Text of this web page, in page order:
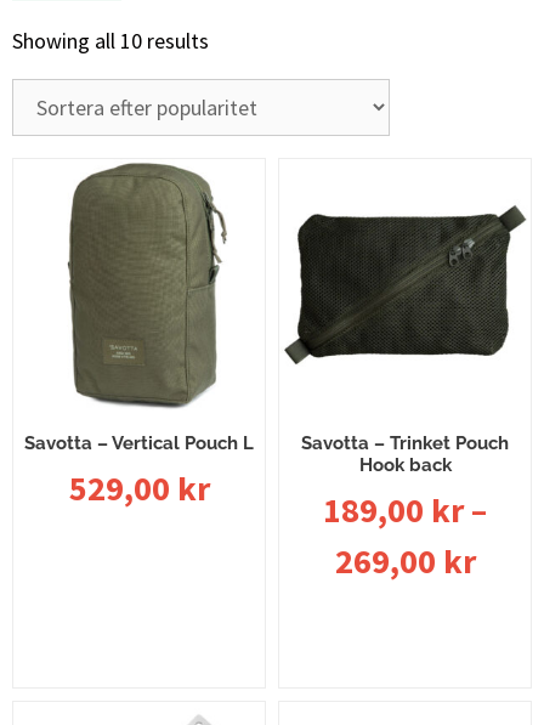
Showing all 10 results
Savotta – Vertical Pouch L
529,00 kr
Savotta – Trinket Pouch
Hook back
189,00 kr–
269,00 kr